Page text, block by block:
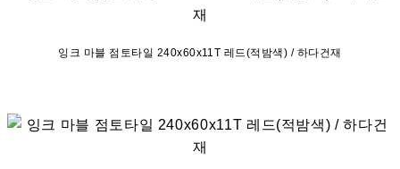
잉크 마블 점토타일 240x60x11T 레드(적밤색) / 하다건재